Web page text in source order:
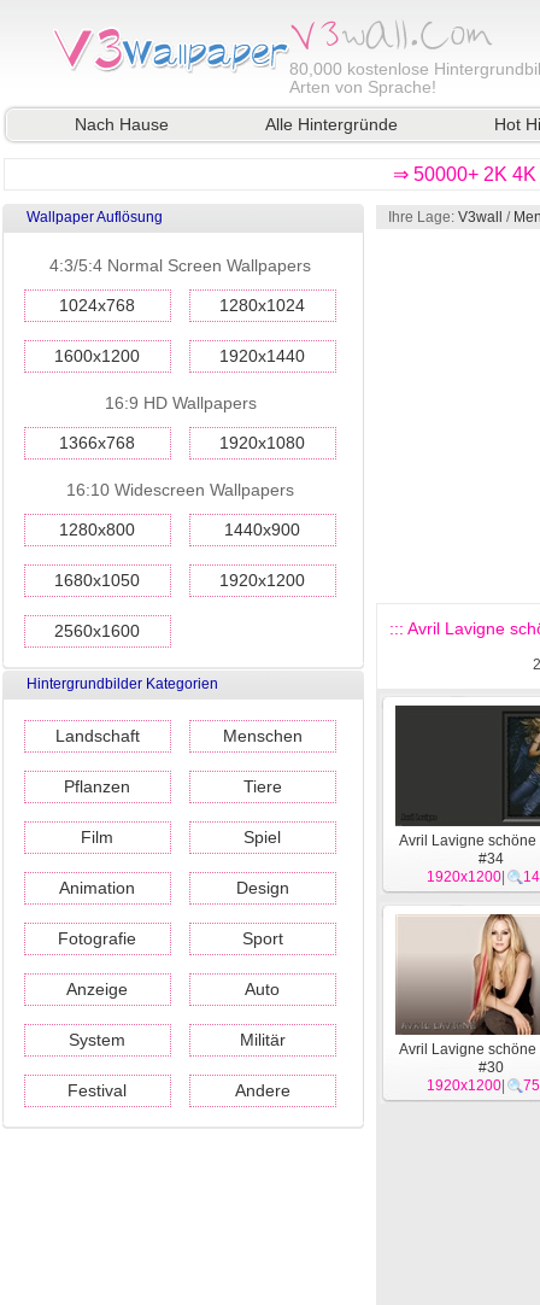
80,000 kostenlose
Arten von Sprache!
Nach Hause
Alle Hintergründe Hot
⇒ 50000+ 2K
Wallpaper Auflösung
4:3/5:4 Normal Screen Wallpapers
1024x768 1280x1024
1600x1200 1920x1440
16:9 HD Wallpapers
1366x768 1920x1080
16:10 Widescreen Wallpapers
1280x800 1440x900
1680x1050 1920x1200
2560x1600
Hintergrundbilder Kategorien
Landschaft Menschen
Pflanzen Tiere
Film Spiel
Animation Design
Fotografie Sport
Anzeige Auto
System Militär
Festival Andere
Ihre Lage: V3wall /
::: Avril Lavigne
Avril Lavigne schöne
#34
1920x1200
Avril Lavigne schöne
#30
1920x1200